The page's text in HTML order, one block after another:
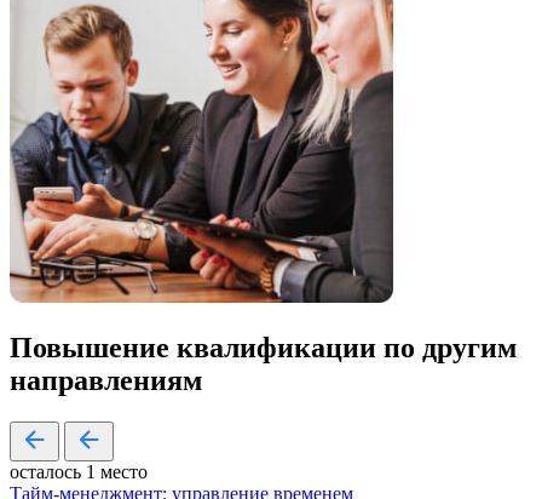
Повышение квалификации по другим
направлениям
осталось 1 место
Тайм-менеджмент: управление временем